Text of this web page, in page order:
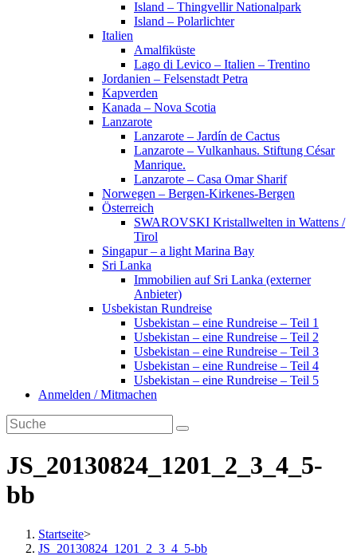
Island – Thingvellir Nationalpark
Island – Polarlichter
Italien
Amalfiküste
Lago di Levico – Italien – Trentino
Jordanien – Felsenstadt Petra
Kapverden
Kanada – Nova Scotia
Lanzarote
Lanzarote – Jardín de Cactus
Lanzarote – Vulkanhaus. Stiftung César
Manrique.
Lanzarote – Casa Omar Sharif
Norwegen – Bergen-Kirkenes-Bergen
Österreich
SWAROVSKI Kristallwelten in Wattens /
Tirol
Singapur – a light Marina Bay
Sri Lanka
Immobilien auf Sri Lanka (externer
Anbieter)
Usbekistan Rundreise
Usbekistan – eine Rundreise – Teil 1
Usbekistan – eine Rundreise – Teil 2
Usbekistan – eine Rundreise – Teil 3
Usbekistan – eine Rundreise – Teil 4
Usbekistan – eine Rundreise – Teil 5
Anmelden / Mitmachen
JS_20130824_1201_2_3_4_5-
bb
Startseite>
JS_20130824_1201_2_3_4_5-bb